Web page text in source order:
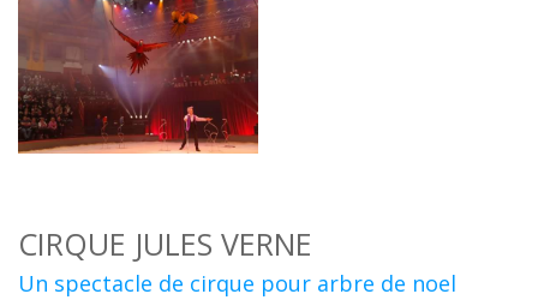
CIRQUE JULES VERNE
Un spectacle de cirque pour arbre de noel